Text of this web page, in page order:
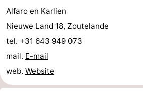
Spielplätze
-
Indoor-
Spielplätze
-
Bowling
Wellness-
Zentren
Dörfer
Alfaro en Karlien
Nieuwe Land 18, Zoutelande
tel. +31 643 949 073
mail. E-mail
web. Website